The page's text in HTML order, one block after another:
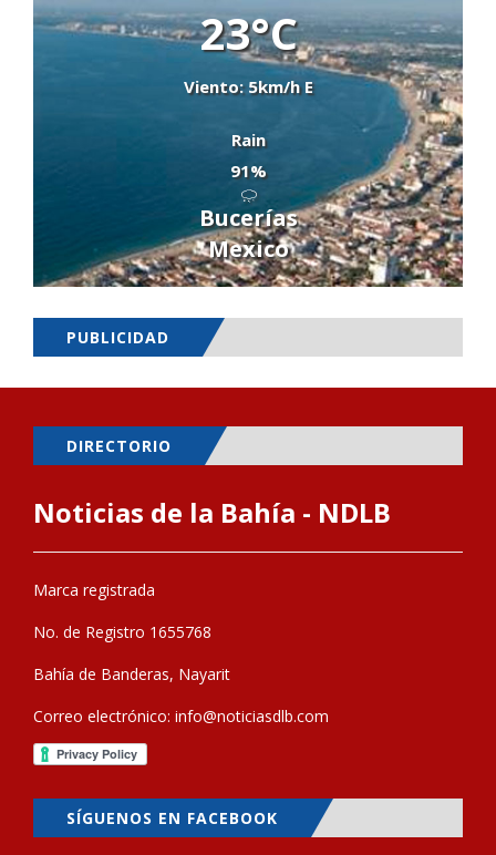
23°C
Viento: 5km/h E
Rain
91%
Bucerías
Mexico
PUBLICIDAD
DIRECTORIO
Noticias de la Bahía - NDLB
Marca registrada
No. de Registro 1655768
Bahía de Banderas, Nayarit
Correo electrónico: info@noticiasdlb.com
SÍGUENOS EN FACEBOOK